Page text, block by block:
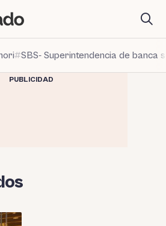
SBS- Superintendencia de banca
PUBLICIDAD